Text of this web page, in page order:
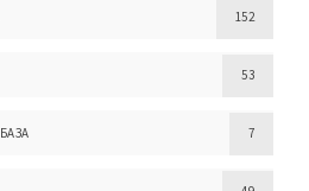
152
53
7